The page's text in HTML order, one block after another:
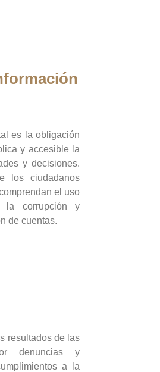
es la obligación
y accesible la
y decisiones.
los ciudadanos
el uso
la corrupción y
de cuentas.
resultados de las
denuncias y
a la